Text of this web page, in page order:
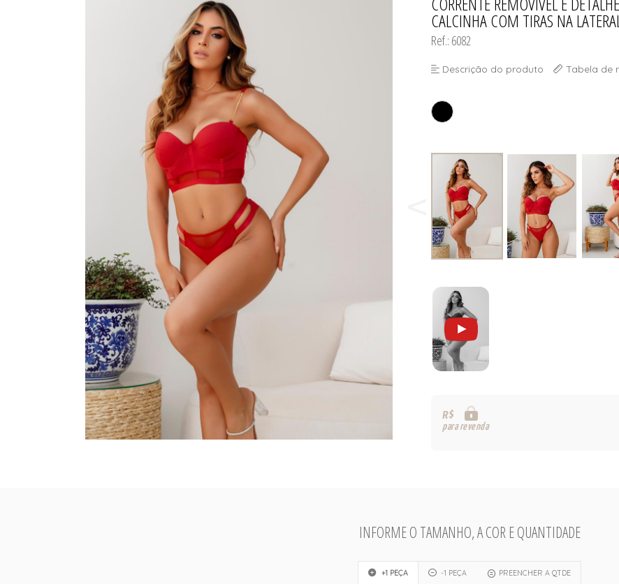
VESTIDOS
CALCINHA COM TIRAS NA
Ref.: 6082
Descrição do produto Tabela de
R$
para revenda
INFORME O TAMANHO, A COR E QUANTIDADE
+1 PEÇA -1 PEÇA PREENCHER A QTDE